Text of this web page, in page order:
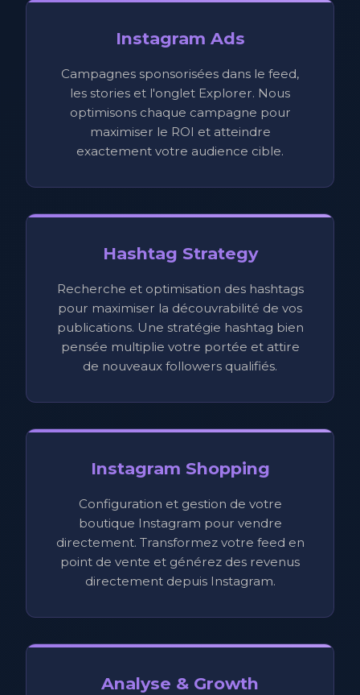
Instagram Ads
Campagnes sponsorisées dans le feed,
les stories et l'onglet Explorer. Nous
optimisons chaque campagne pour
maximiser le ROI et atteindre
exactement votre audience cible.
Hashtag Strategy
Recherche et optimisation des hashtags
pour maximiser la découvrabilité de vos
publications. Une stratégie hashtag bien
pensée multiplie votre portée et attire
de nouveaux followers qualifiés.
Instagram Shopping
Configuration et gestion de votre
boutique Instagram pour vendre
directement. Transformez votre feed en
point de vente et générez des revenus
directement depuis Instagram.
Analyse & Growth